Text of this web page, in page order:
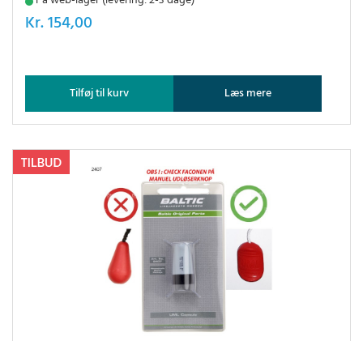
Kr.154,00
Tilføj til kurv Læs mere